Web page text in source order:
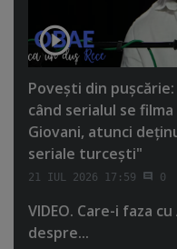
Poveşti din
când serialul se
Giovani, atunci
seriale turceşti"
21 IUL 2026 17:59 0
VIDEO. Care-i faza
despre...